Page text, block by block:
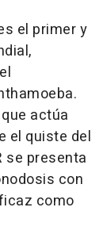
el primer y
actúa
el quiste del
se presenta
con
como